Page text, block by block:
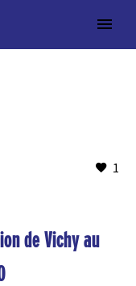
1
de Vichy au